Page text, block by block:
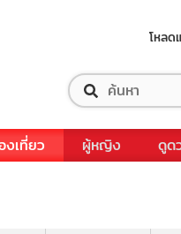
โหลด
งเที่ยว ผู้หญิง ดูด